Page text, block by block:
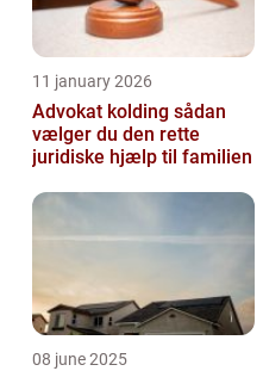
11 january 2026
Advokat kolding sådan
vælger du den rette
juridiske hjælp til familien
08 june 2025